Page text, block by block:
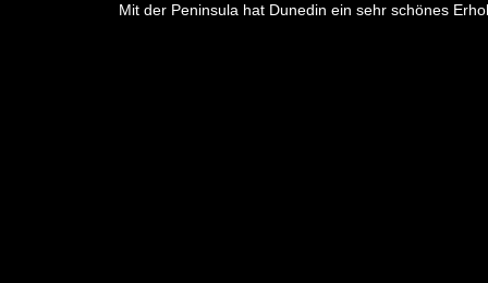
Mit der Peninsula hat Dunedin ein sehr schönes